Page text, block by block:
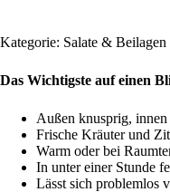
Kategorie: Salate &
Das Wichtigste auf einen
Außen knusprig,
Frische Kräuter und
Warm oder bei
In unter einer Stunde
Lässt sich problemlos